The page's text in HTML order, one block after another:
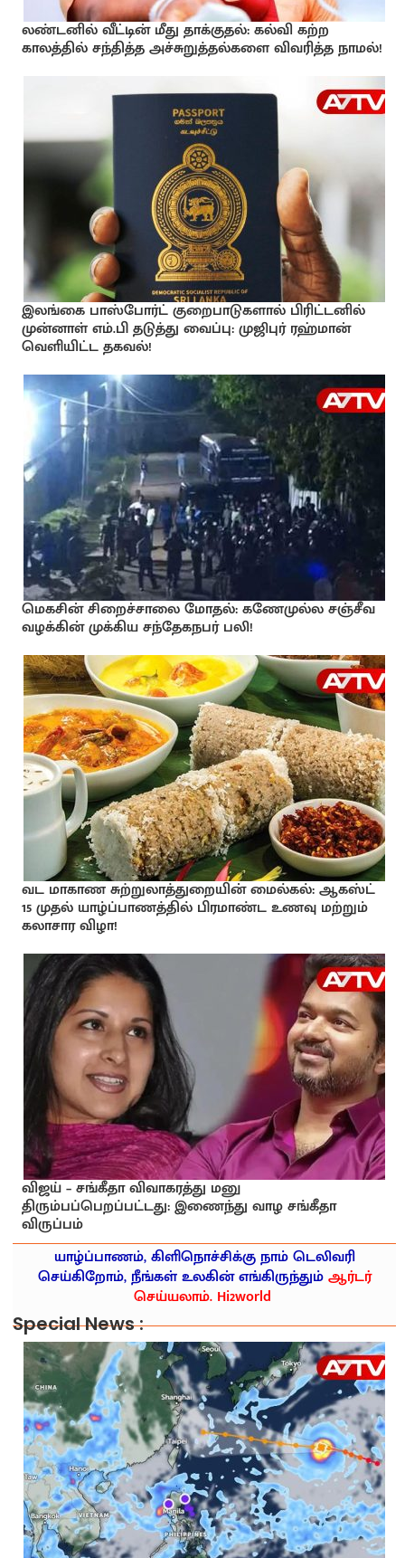
லண்டனில் வீட்டின் மீது தாக்குதல்: கல்வி கற்ற
காலத்தில் சந்தித்த அச்சுறுத்தல்களை விவரித்த நாமல்!
இலங்கை பாஸ்போர்ட் குறைபாடுகளால் பிரிட்டனில்
முன்னாள் எம்.பி தடுத்து வைப்பு: முஜிபுர் ரஹ்மான்
வெளியிட்ட தகவல்!
மெகசின் சிறைச்சாலை மோதல்: கணேமுல்ல சஞ்சீவ
வழக்கின் முக்கிய சந்தேகநபர் பலி!
வட மாகாண சுற்றுலாத்துறையின் மைல்கல்: ஆகஸ்ட்
15 முதல் யாழ்ப்பாணத்தில் பிரமாண்ட உணவு மற்றும்
கலாசார விழா!
விஜய் – சங்கீதா விவாகரத்து மனு
திரும்பப்பெறப்பட்டது: இணைந்து வாழ சங்கீதா
விருப்பம்
யாழ்ப்பாணம், கிளிநொச்சிக்கு நாம் டெலிவரி
செய்கிறோம், நீங்கள் உலகின் எங்கிருந்தும்ஆர்டர்
செய்யலாம். Hi2world
Special News :